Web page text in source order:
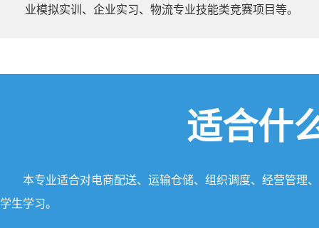
业模拟实训、企业实习、物流专业技能类竞赛项目等。
适合什
本专业适合对电商配送、运输仓储、组织调度、经营管理
学生学习。